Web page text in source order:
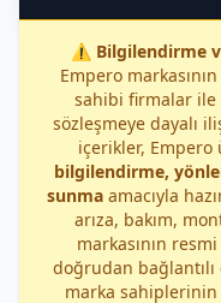
⚠️ Bilgilendirme
Empero markasının
sahibi firmalar
sözleşmeye dayalı
içerikler, Empero
bilgilendirme,
sunmaamacıyla
arıza, bakım,
markasının
doğrudan
marka